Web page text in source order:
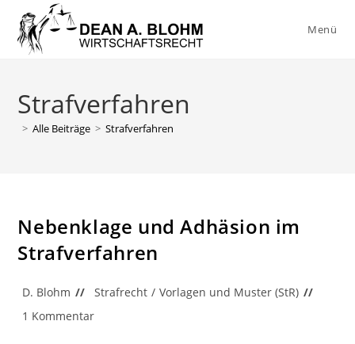
Inhalt
springen
Menü
Strafverfahren
> Alle Beiträge > Strafverfahren
Nebenklage und Adhäsion im
Strafverfahren
Beitrags-
D. Blohm
Beitrags-
Strafrecht / Vorlagen und Muster (StR)
Beitrags-
1 Kommentar